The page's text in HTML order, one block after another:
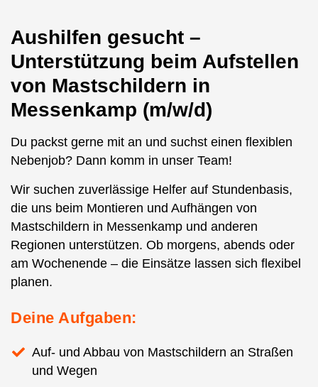
Aushilfen gesucht –
Unterstützung beim Aufstellen
von Mastschildern in
Messenkamp (m/w/d)
Du packst gerne mit an und suchst einen flexiblen
Nebenjob? Dann komm in unser Team!
Wir suchen zuverlässige Helfer auf Stundenbasis,
die uns beim Montieren und Aufhängen von
Mastschildern in Messenkamp und anderen
Regionen unterstützen. Ob morgens, abends oder
am Wochenende – die Einsätze lassen sich flexibel
planen.
Deine Aufgaben:
Auf- und Abbau von Mastschildern an Straßen
und Wegen